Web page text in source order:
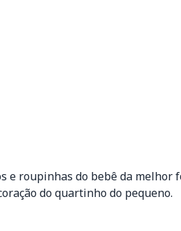
e roupinhas do bebê da melhor
do quartinho do pequeno.